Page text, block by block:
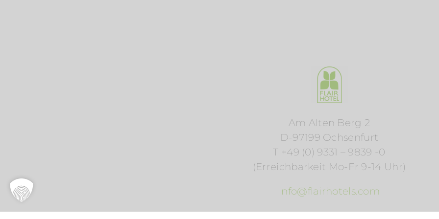
Am Alten Berg 2
D-97199 Ochsenfurt
T +49 (0) 9331 – 9839 -0
(Erreichbarkeit Mo-Fr 9-14 Uhr)
info@flairhotels.com